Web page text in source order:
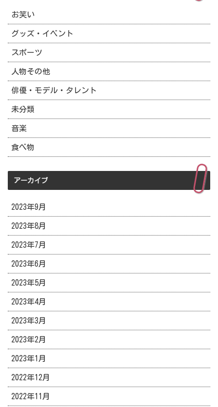
お笑い
グッズ・イベント
スポーツ
人物その他
俳優・モデル・タレント
未分類
音楽
食べ物
アーカイブ
2023年9月
2023年8月
2023年7月
2023年6月
2023年5月
2023年4月
2023年3月
2023年2月
2023年1月
2022年12月
2022年11月